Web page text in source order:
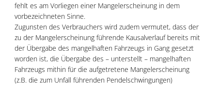
fehlt es am Vorliegen einer Mangelerscheinung in dem
vorbezeichneten Sinne.
Zugunsten des Verbrauchers wird zudem vermutet, dass der
zu der Mangelerscheinung führende Kausalverlauf bereits mit
der Übergabe des mangelhaften Fahrzeugs in Gang gesetzt
worden ist, die Übergabe des – unterstellt – mangelhaften
Fahrzeugs mithin für die aufgetretene Mangelerscheinung
(z.B. die zum Unfall führenden Pendelschwingungen)